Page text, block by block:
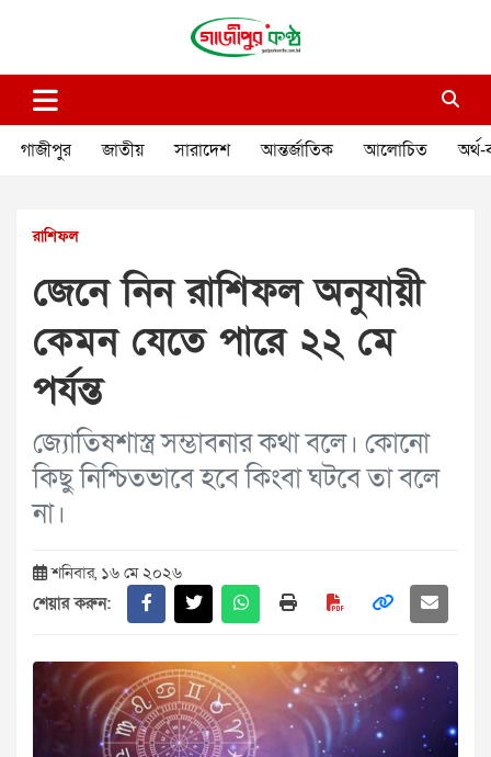
গাজীপুর কণ্ঠ
গাজীপুর জাতীয় সারাদেশ আন্তর্জাতিক আলোচিত অর্থ-
রাশিফল
জেনে নিন রাশিফল অনুযায়ী
কেমন যেতে পারে ২২ মে
পর্যন্ত
জ্যোতিষশাস্ত্র সম্ভাবনার কথা বলে। কোনো
কিছু নিশ্চিতভাবে হবে কিংবা ঘটবে তা বলে
না।
শনিবার, ১৬ মে ২০২৬
শেয়ার করুন: